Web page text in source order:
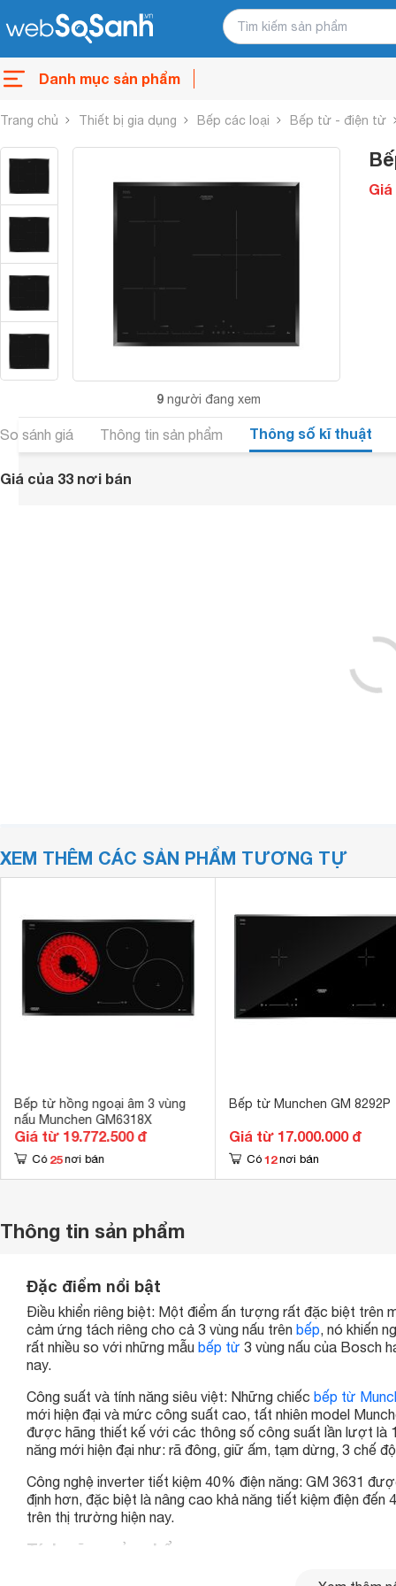
Danh mục sản phẩm
Trang chủ Thiết bị gia dụng Bếp các loại Bếp từ - điện từ
9 người đang xem
Giá
So sánh giá Thông tin sản phẩm Thông số kĩ thuật
Giá của 33 nơi bán
XEM THÊM CÁC SẢN PHẨM TƯƠNG TỰ
Bếp từ hồng ngoại âm 3 vùng
nấu Munchen GM6318X
Giá từ 19.772.500 đ
Có 25 nơi bán
Bếp từ Munchen GM 8292P
Giá từ 17.000.000 đ
Có 12 nơi bán
Thông tin sản phẩm
Đặc điểm nổi bật
Điều khiển riêng biệt: Một điểm ấn tượng rất đặc biệt trên
cảm ứng tách riêng cho cả 3 vùng nấu trên bếp, nó khiến
rất nhiều so với những mẫu bếp từ 3 vùng nấu của Bosch
nay.
Công suất và tính năng siêu việt: Những chiếc bếp từ
mới hiện đại và mức công suất cao, tất nhiên model
được hãng thiết kế với các thông số công suất lần lượt là
năng mới hiện đại như: rã đông, giữ ấm, tạm dừng, 3 chế
Công nghệ inverter tiết kiệm 40% điện năng: GM 3631
định hơn, đặc biệt là nâng cao khả năng tiết kiệm điện
trên thị trường hiện nay.
Tính năng sản phẩm